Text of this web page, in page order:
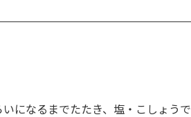
になるまでたたき、塩・こしょうで